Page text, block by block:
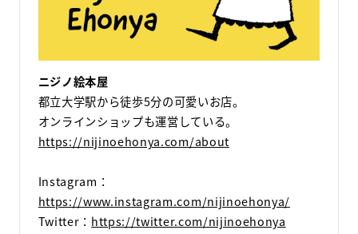
ニジノ絵本屋
都立大学駅から徒歩5分の可愛いお店。
オンラインショップも運営している。
https://nijinoehonya.com/about
Instagram：
https://www.instagram.com/nijinoehonya/
Twitter： https://twitter.com/nijinoehonya